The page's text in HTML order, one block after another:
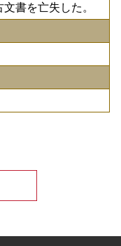
書を亡失した。